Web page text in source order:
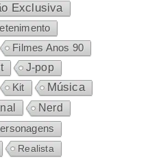
Exclusiva
Filmes Anos 90
J-pop
Kit Música
Nerd
Realista